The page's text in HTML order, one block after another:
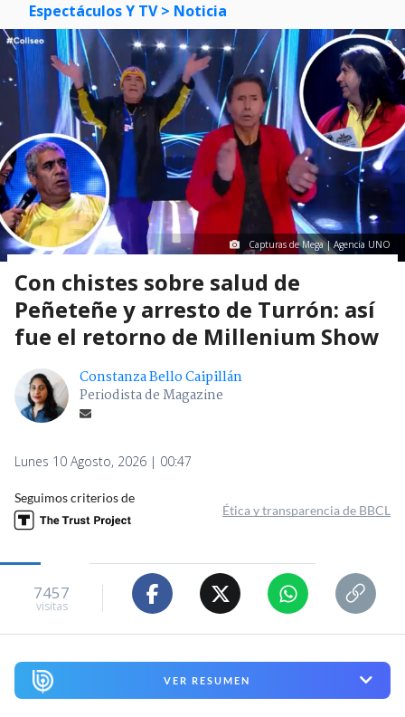
Espectáculos Y TV > Noticia
Capturas de Mega | Agencia UNO
Con chistes sobre salud de
Peñeteñe y arresto de Turrón: así
fue el retorno de Millenium Show
Constanza Bello Caipillán
Periodista de Magazine
Lunes 10 Agosto, 2026 | 00:47
Seguimos criterios de
Ética y transparencia de BBCL
7457
visitas
VER RESUMEN